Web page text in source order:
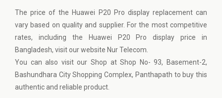
The price of the Huawei P20 Pro display replacement can
vary based on quality and supplier. For the most competitive
rates, including the Huawei P20 Pro display price in
Bangladesh, visit our website Nur Telecom
You can also visit our Shop at Shop No- 93, Basement-2,
Bashundhara City Shopping Complex, Panthapath to buy this
authentic and reliable product.